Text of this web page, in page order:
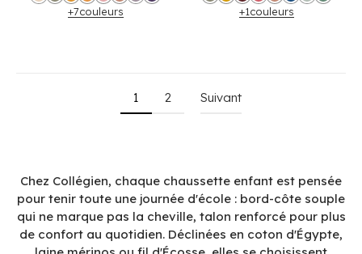
+7couleurs +1couleurs
1 2 Suivant
Chez Collégien, chaque chaussette enfant est pensée
pour tenir toute une journée d'école : bord-côte souple
qui ne marque pas la cheville, talon renforcé pour plus
de confort au quotidien. Déclinées en coton d'Égypte,